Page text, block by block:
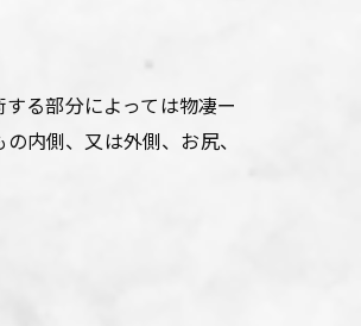
る部分によっては物凄ー
内側、又は外側、お尻、